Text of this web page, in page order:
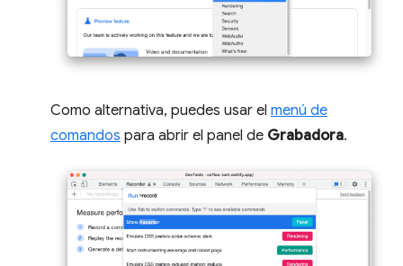
Como alternativa, puedes usar el menú de
comandos para abrir el panel de Grabadora.